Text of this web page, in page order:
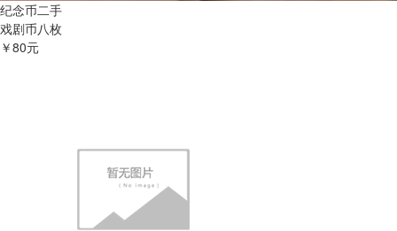
纪念币二手
戏剧币八枚
￥80元